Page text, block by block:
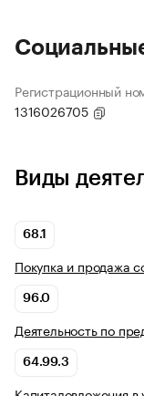
Регистрационный
1316026705
Виды
68.1
Покупка и продажа
96.0
Деятельность по
64.99.3